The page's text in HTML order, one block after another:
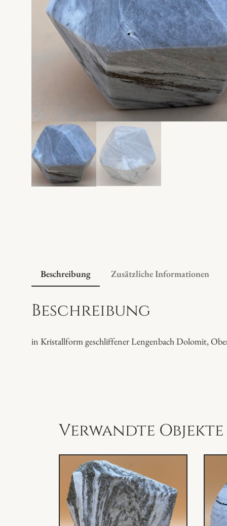
Beschreibung Zusätzliche Informationen
Beschreibung
in Kristallform geschliffener Lengenbach Dolomit,
Verwandte Objekte